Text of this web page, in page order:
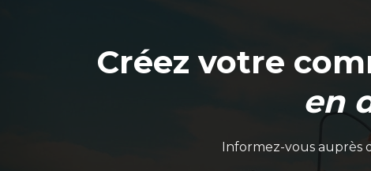
Créez votre
en
Informez-vous auprès